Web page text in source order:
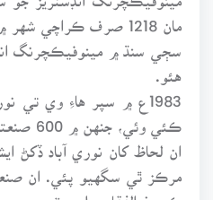
مان 1218 صرف ڪراچي
1983ع ۾ سپر هاءِ وي تي
ڪئي
ان لحاظ کان نوري آباد ڏکڻ
مرڪز ٿي سگهيو پئي. ان
ڪم ذوالفقار علي ڀٽي جي